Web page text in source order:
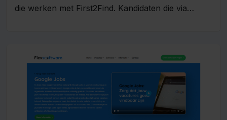
die werken met First2Find. Kandidaten die via